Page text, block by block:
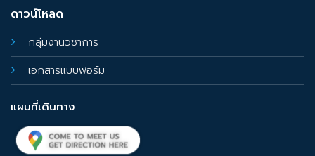
ดาวน์โหลด
กลุ่มงานวิชาการ
เอกสารแบบฟอร์ม
แผนที่เดินทาง